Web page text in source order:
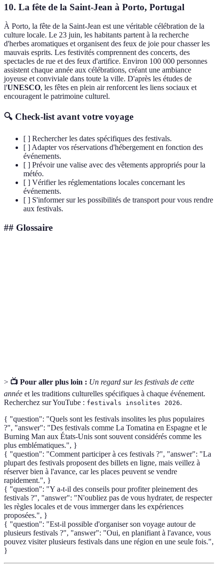
10. La fête de la Saint-Jean à Porto, Portugal
À Porto, la fête de la Saint-Jean est une véritable célébration de la
culture locale. Le 23 juin, les habitants partent à la recherche
d'herbes aromatiques et organisent des feux de joie pour chasser les
mauvais esprits. Les festivités comprennent des concerts, des
spectacles de rue et des feux d'artifice. Environ 100 000 personnes
assistent chaque année aux célébrations, créant une ambiance
joyeuse et conviviale dans toute la ville. D'après les études de
l'UNESCO, les fêtes en plein air renforcent les liens sociaux et
encouragent le patrimoine culturel.
🔍 Check-list avant votre voyage
[ ] Rechercher les dates spécifiques des festivals.
[ ] Adapter vos réservations d'hébergement en fonction des
événements.
[ ] Prévoir une valise avec des vêtements appropriés pour la
météo.
[ ] Vérifier les réglementations locales concernant les
événements.
[ ] S'informer sur les possibilités de transport pour vous rendre
aux festivals.
## Glossaire
> 📺 Pour aller plus loin : Un regard sur les festivals de cette
année et les traditions culturelles spécifiques à chaque événement.
Recherchez sur YouTube : festivals insolites 2026.
{ "question": "Quels sont les festivals insolites les plus populaires
?", "answer": "Des festivals comme La Tomatina en Espagne et le
Burning Man aux États-Unis sont souvent considérés comme les
plus emblématiques.", }
{ "question": "Comment participer à ces festivals ?", "answer": "La
plupart des festivals proposent des billets en ligne, mais veillez à
réserver bien à l'avance, car les places peuvent se vendre
rapidement.", }
{ "question": "Y a-t-il des conseils pour profiter pleinement des
festivals ?", "answer": "N'oubliez pas de vous hydrater, de respecter
les règles locales et de vous immerger dans les expériences
proposées.", }
{ "question": "Est-il possible d'organiser son voyage autour de
plusieurs festivals ?", "answer": "Oui, en planifiant à l'avance, vous
pouvez visiter plusieurs festivals dans une région en une seule fois.",
}